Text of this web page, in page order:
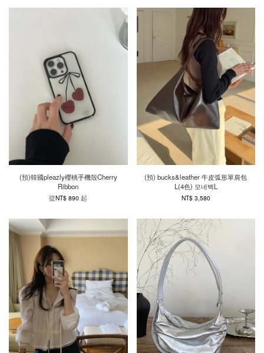
(預)韓國pleazly櫻桃手機殼Cherry
Ribbon
從NT$ 890起
(預) bucks&leather 牛皮弧形單肩包
L(4色) 모네백L
NT$ 3,580